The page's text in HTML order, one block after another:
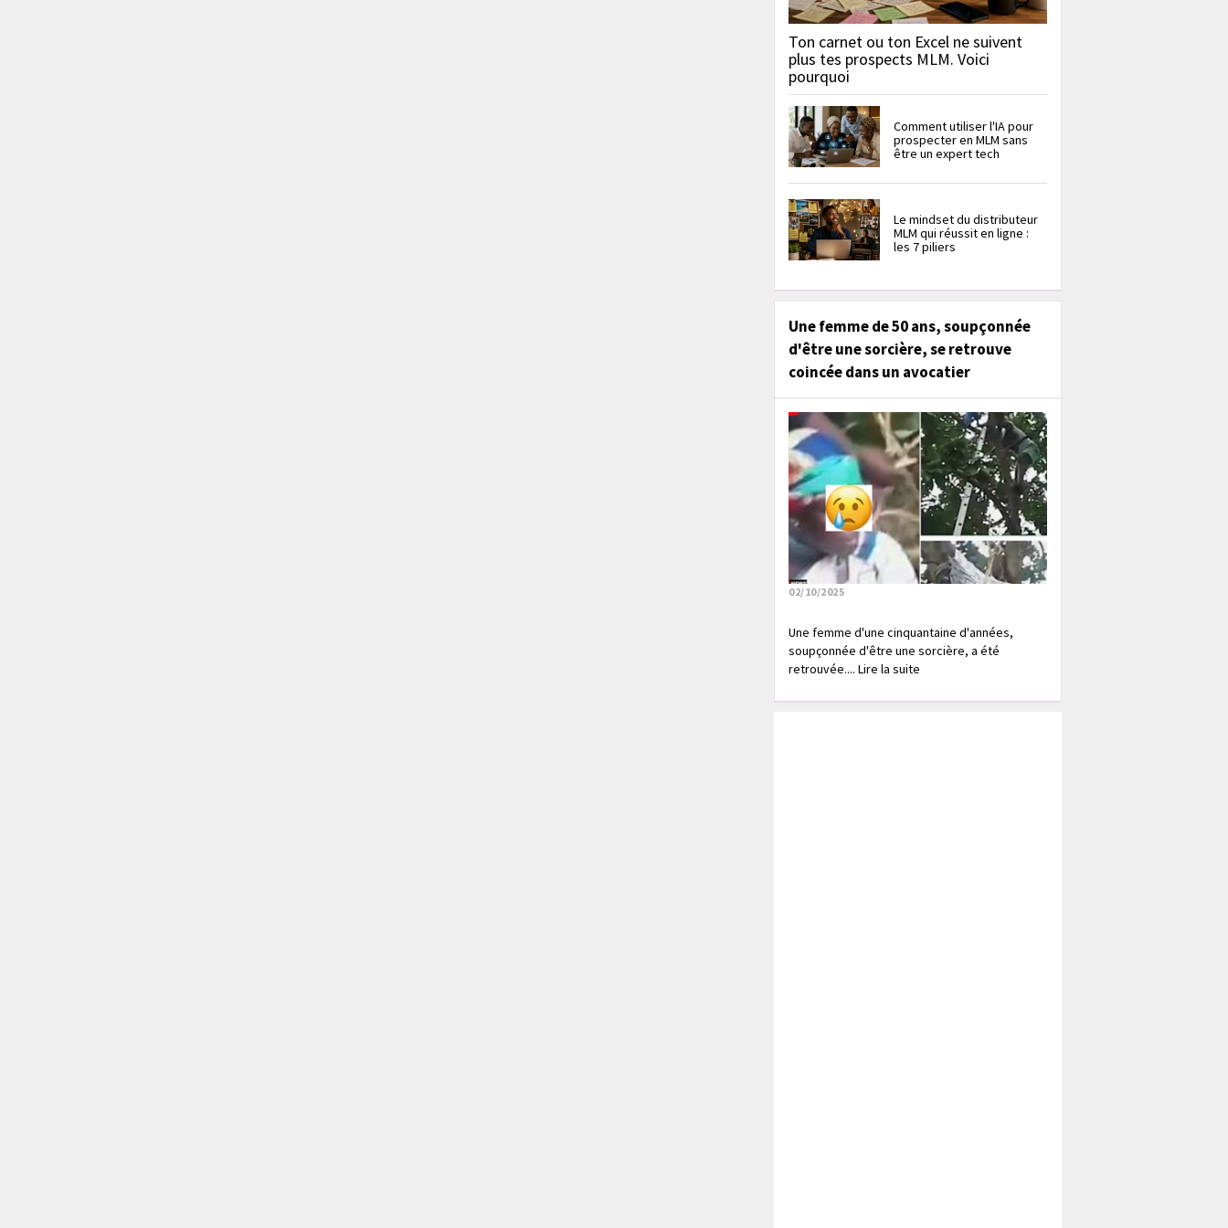
Ton carnet ou ton Excel ne suivent
plus tes prospects MLM. Voici
pourquoi
Comment utiliser l'IA pour
prospecter en MLM sans
être un expert tech
Le mindset du distributeur
MLM qui réussit en ligne :
les 7 piliers
Une femme de 50 ans, soupçonnée
d'être une sorcière, se retrouve
coincée dans un avocatier
02/10/2025
Une femme d'une cinquantaine d'années,
soupçonnée d'être une sorcière, a été
retrouvée.... Lire la suite